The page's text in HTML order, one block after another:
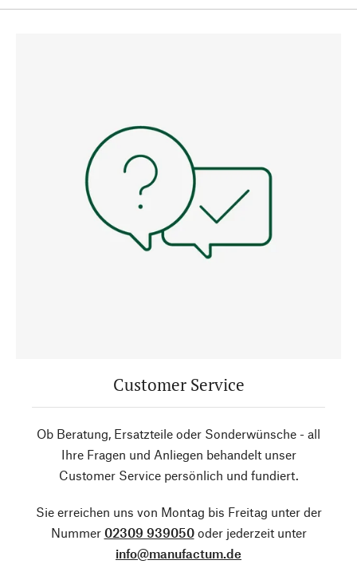
Customer Service
Ob Beratung, Ersatzteile oder Sonderwünsche - all
Ihre Fragen und Anliegen behandelt unser
Customer Service persönlich und fundiert.
Sie erreichen uns von Montag bis Freitag unter der
Nummer 02309 939050oder jederzeit unter
info@manufactum.de